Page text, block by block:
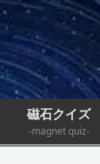
磁石クイズ
-magnet quiz-